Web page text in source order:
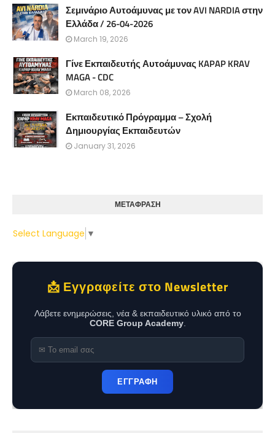
Σεμινάριο Αυτοάμυνας με τον AVI NARDIA στην
Ελλάδα / 26-04-2026
March 19, 2026
Γίνε Εκπαιδευτής Αυτοάμυνας KAPAP KRAV
MAGA - CDC
March 08, 2026
Εκπαιδευτικό Πρόγραμμα – Σχολή
Δημιουργίας Εκπαιδευτών
January 31, 2026
ΜΕΤΑΦΡΑΣΗ
Select Language ▼
📩 Εγγραφείτε στο Newsletter
Λάβετε ενημερώσεις, νέα & εκπαιδευτικό υλικό από το
CORE Group Academy.
ΕΓΓΡΑΦΗ